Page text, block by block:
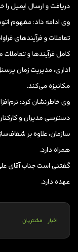
دریافت و ارسال ایمیل
وی ادامه داد: مفهوم
تعاملات و فرآیندهای
کامل فرآیندها و
اداری، مدیریت زمان
مکانیزه می‌کند.
وی خاطرنشان کرد:
دسترسی مدیران و
سازمان، علاوه بر
همراه دارد.
گفتنی است جناب آقای
عهده دارد.
اخبار مشتریان